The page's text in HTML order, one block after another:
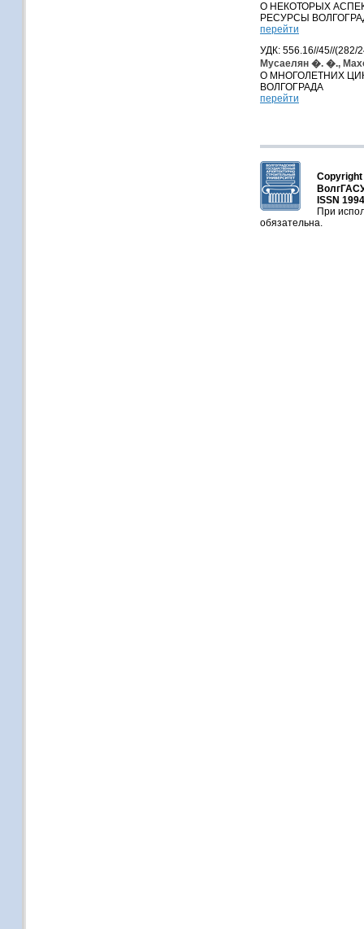
О НЕКОТОРЫХ
РЕСУРСЫ
перейти
УДК: 556.16//45//(282/
Мусаелян �. �.,
О МНОГОЛЕТНИХ
ВОЛГОГРАДА
перейти
Copyright
ISSN
При
обязательна.